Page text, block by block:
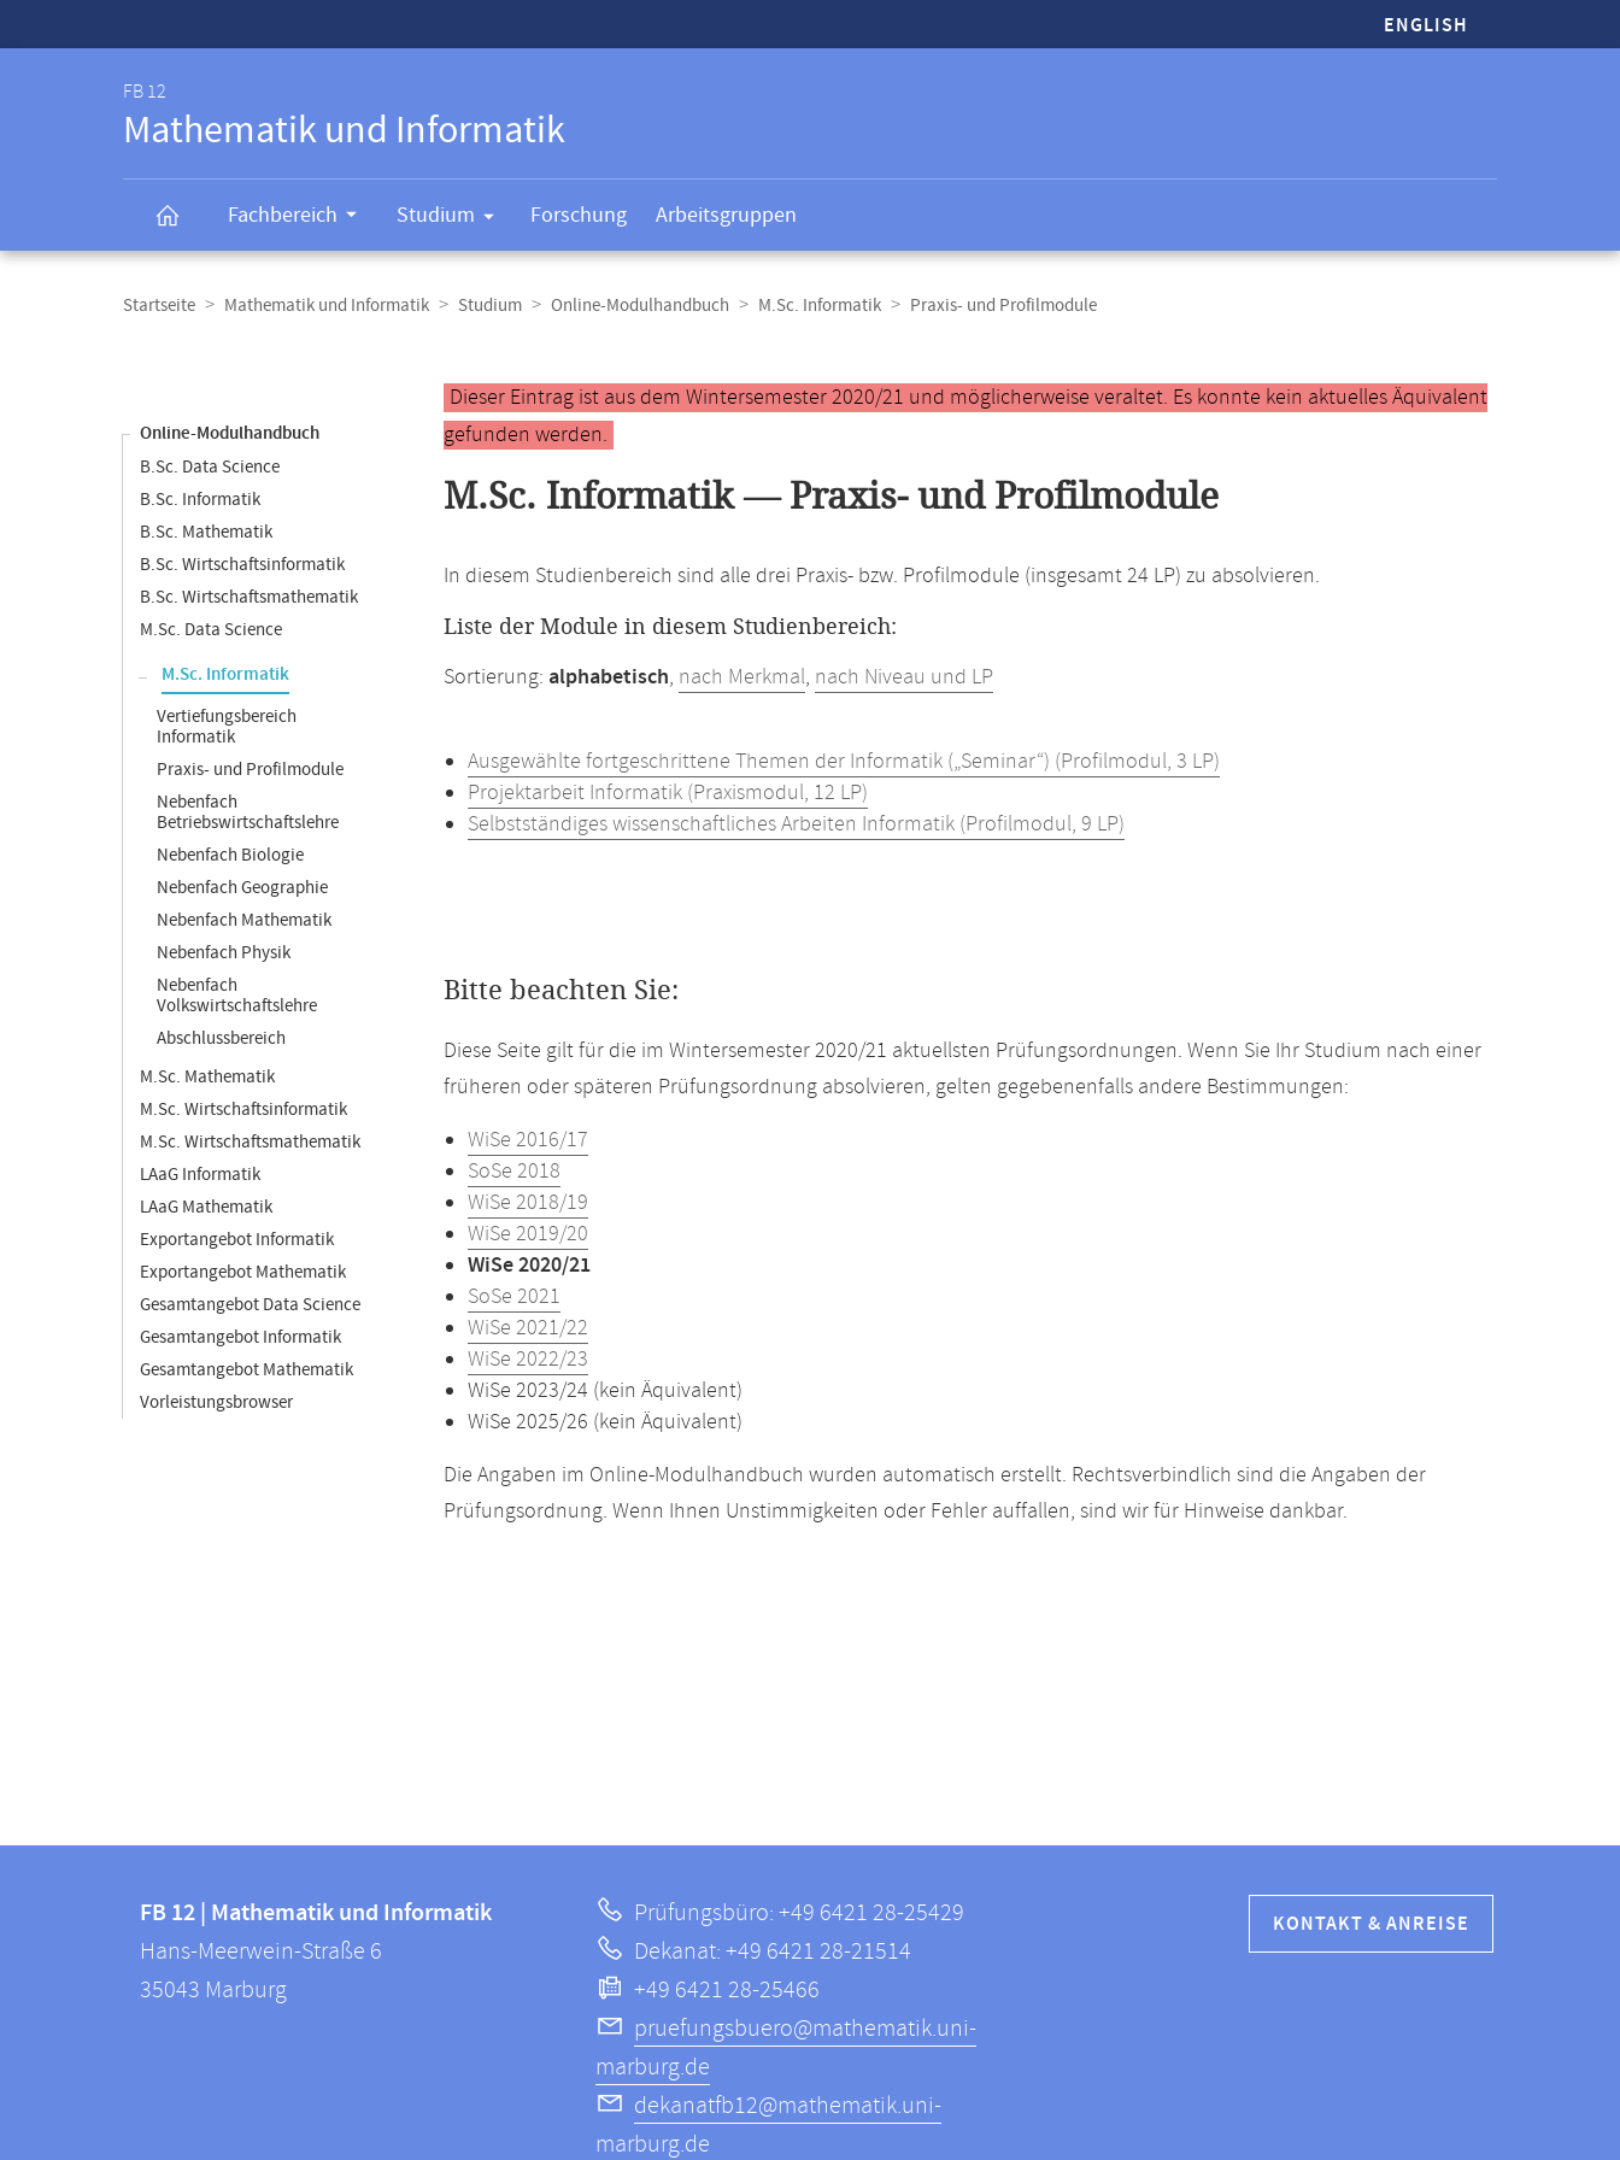
ENGLISH
FB 12
Mathematik und Informatik
Fachbereich Studium Forschung Arbeitsgruppen
Navigation
Startseite Mathematik und Informatik Studium Online-Modulhandbuch M.Sc. Informatik Praxis- und Profilmodule
Online-Modulhandbuch
B.Sc. Data Science
B.Sc. Informatik
B.Sc. Mathematik
B.Sc. Wirtschaftsinformatik
B.Sc. Wirtschaftsmathematik
M.Sc. Data Science
M.Sc. Informatik
Vertiefungsbereich
Informatik
Praxis- und Profilmodule
Nebenfach
Betriebswirtschaftslehre
Nebenfach Biologie
Nebenfach Geographie
Nebenfach Mathematik
Nebenfach Physik
Nebenfach
Volkswirtschaftslehre
Abschlussbereich
M.Sc. Mathematik
M.Sc. Wirtschaftsinformatik
M.Sc. Wirtschaftsmathematik
LAaG Informatik
LAaG Mathematik
Exportangebot Informatik
Exportangebot Mathematik
Gesamtangebot Data Science
Gesamtangebot Informatik
Gesamtangebot Mathematik
Vorleistungsbrowser
Hauptinhalt
Dieser Eintrag ist aus dem Wintersemester 2020/21 und möglicherweise veraltet. Es konnte kein aktuelles Äquivalent
gefunden werden.
M.Sc. Informatik — Praxis- und Profilmodule
In diesem Studienbereich sind alle drei Praxis- bzw. Profilmodule (insgesamt 24 LP) zu absolvieren.
Liste der Module in diesem Studienbereich:
Sortierung: alphabetisch, nach Merkmal, nach Niveau und LP
Ausgewählte fortgeschrittene Themen der Informatik („Seminar“) (Profilmodul, 3 LP)
Projektarbeit Informatik (Praxismodul, 12 LP)
Selbstständiges wissenschaftliches Arbeiten Informatik (Profilmodul, 9 LP)
Bitte beachten Sie:
Diese Seite gilt für die im Wintersemester 2020/21 aktuellsten Prüfungsordnungen. Wenn Sie Ihr Studium nach einer
früheren oder späteren Prüfungsordnung absolvieren, gelten gegebenenfalls andere Bestimmungen:
WiSe 2016/17
SoSe 2018
WiSe 2018/19
WiSe 2019/20
WiSe 2020/21
SoSe 2021
WiSe 2021/22
WiSe 2022/23
WiSe 2023/24 (kein Äquivalent)
WiSe 2025/26 (kein Äquivalent)
Die Angaben im Online-Modulhandbuch wurden automatisch erstellt. Rechtsverbindlich sind die Angaben der
Prüfungsordnung. Wenn Ihnen Unstimmigkeiten oder Fehler auffallen, sind wir für Hinweise dankbar.
Informationen
FB
12
FB 12 | Mathematik und Informatik
Hans-Meerwein-Straße 6
35043 Marburg
Prüfungsbüro: +49 6421 28-25429
Dekanat: +49 6421 28-21514
+49 6421 28-25466
pruefungsbuero@mathematik.uni-
marburg.de
dekanatfb12@mathematik.uni-
marburg.de
KONTAKT & ANREISE